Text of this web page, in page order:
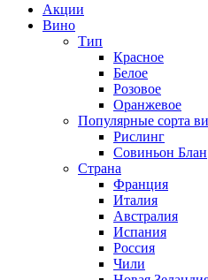
Акции
Вино
Тип
Красное
Белое
Розовое
Оранжевое
Популярные сорта
Рислинг
Совиньон Блан
Страна
Франция
Италия
Австралия
Испания
Россия
Чили